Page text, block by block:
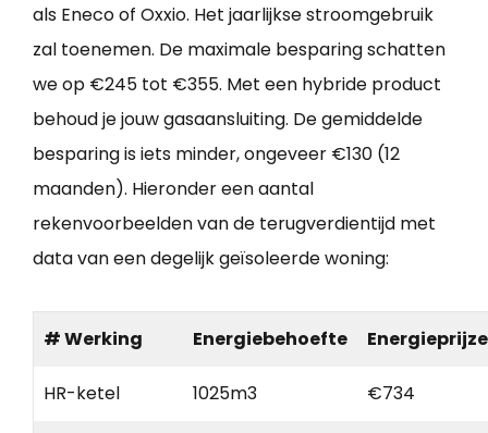
als Eneco of Oxxio. Het jaarlijkse stroomgebruik
zal toenemen. De maximale besparing schatten
we op €245 tot €355. Met een hybride product
behoud je jouw gasaansluiting. De gemiddelde
besparing is iets minder, ongeveer €130 (12
maanden). Hieronder een aantal
rekenvoorbeelden van de terugverdientijd met
data van een degelijk geïsoleerde woning:
# Werking Energiebehoefte
HR-ketel 1025m3 €734